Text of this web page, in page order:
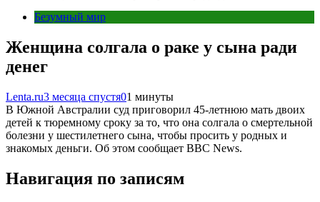
Безумный мир
Женщина солгала о раке у сына ради
денег
Lenta.ru3 месяца спустя01 минуты
В Южной Австралии суд приговорил 45-летнюю мать двоих
детей к тюремному сроку за то, что она солгала о смертельной
болезни у шестилетнего сына, чтобы просить у родных и
знакомых деньги. Об этом сообщает BBC News.
Навигация по записям